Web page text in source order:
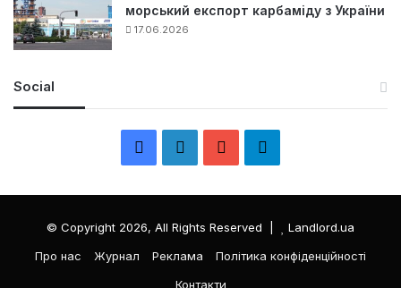
морський експорт карбаміду з України
17.06.2026
Social
e
k
T
л
е
© Copyright 2026, All Rights Reserved |
Landlord.ua
Про нас
Журнал Реклама
Політика конфіденційності
Контакти